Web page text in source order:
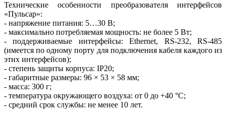
Технические особенности преобразователя интерфейсов
«Пульсар»:
- напряжение питания: 5…30 В;
- максимально потребляемая мощность: не более 5 Вт;
- поддерживаемые интерфейсы: Ethernet, RS‑232, RS‑485
(имеется по одному порту для подключения кабеля каждого из
этих интерфейсов);
- степень защиты корпуса: IP20;
- габаритные размеры: 96 × 53 × 58 мм;
- масса: 300 г;
- температура окружающего воздуха: от 0 до +40 °C;
- средний срок службы: не менее 10 лет.